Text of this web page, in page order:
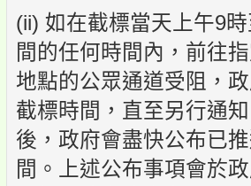
(ii) 如在截標當天上午9
間的任何時間內，前往
地點的公眾通道受阻，
截標時間，直至另行通
後，政府會盡快公布已
間。上述公布事項會於